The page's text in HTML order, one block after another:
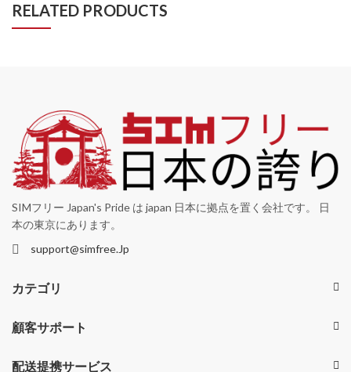
RELATED PRODUCTS
SIMフリー Japan's Pride は japan 日本に拠点を置く会社です。 日
本の東京にあります。
support@simfree.Jp
カテゴリ
顧客サポート
配送提携サービス